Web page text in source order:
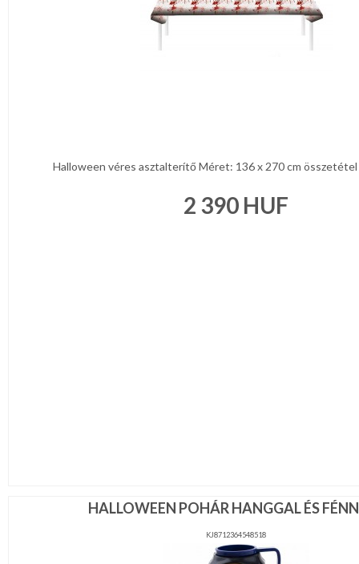
Halloween véres asztalterítő Méret: 136 x 270 cm összetétel
2 390 HUF
HALLOWEEN POHÁR HANGGAL ÉS
KJ8712364548518